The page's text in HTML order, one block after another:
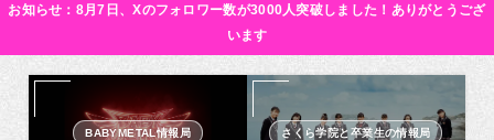
お知らせ：8月7日、Xのフォロワー数が3000人突破しました！ありがとうござ
います
BABYMETAL情報局 さくら学院と卒業生の情報局